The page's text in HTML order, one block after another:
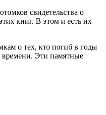
свидетельства о
книг. В этом и есть их
о тех, кто погиб в годы
времени. Эти памятные